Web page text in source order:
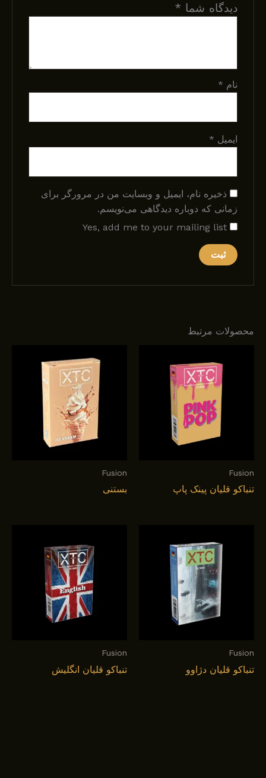
دیدگاه شما*
نام*
ایمیل *
ذخیره نام، ایمیل و وبسایت من در مرورگر برای
زمانی که دوباره دیدگاهی می‌نویسم.
Yes, add me to your mailing list
محصولات مرتبط
Fusion
تنباکو قلیان پینک پاپ
Fusion
بستنی
Fusion
تنباکو قلیان دژاوو
Fusion
تنباکو قلیان انگلیش